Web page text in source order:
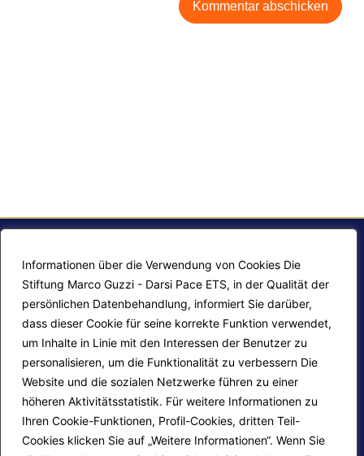
Informationen über die Verwendung von Cookies Die
Stiftung Marco Guzzi - Darsi Pace ETS, in der Qualität der
persönlichen Datenbehandlung, informiert Sie darüber,
dass dieser Cookie für seine korrekte Funktion verwendet,
um Inhalte in Linie mit den Interessen der Benutzer zu
personalisieren, um die Funktionalität zu verbessern Die
Website und die sozialen Netzwerke führen zu einer
höheren Aktivitätsstatistik. Für weitere Informationen zu
Ihren Cookie-Funktionen, Profil-Cookies, dritten Teil-
Cookies klicken Sie auf „Weitere Informationen“. Wenn Sie
F.A.Q.
Mappa del sito
Progetti Darsi Pace
Calendario corsi
Privacy Policy